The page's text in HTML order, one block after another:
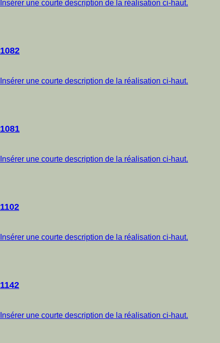
Insérer une courte description de la réalisation ci-haut.
1082
Insérer une courte description de la réalisation ci-haut.
1081
Insérer une courte description de la réalisation ci-haut.
1102
Insérer une courte description de la réalisation ci-haut.
1142
Insérer une courte description de la réalisation ci-haut.